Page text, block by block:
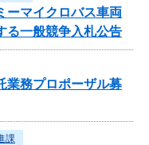
ーマイクロバス車両
る一般競争入札公告
業務プロポーザル募
課